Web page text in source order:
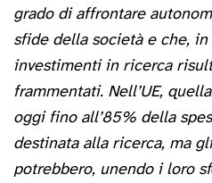
grado di affrontare
sfide della società e che,
investimenti in ricerca
frammentati. Nell’UE,
oggi fino all’85% della
destinata alla ricerca, ma
potrebbero, unendo i loro